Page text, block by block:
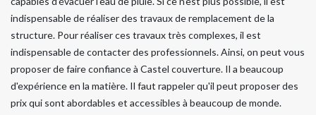
indispensable de réaliser des travaux de remplacement de la
structure. Pour réaliser ces travaux très complexes, il est
indispensable de contacter des professionnels. Ainsi, on peut vous
proposer de faire confiance à Castel couverture. Il a beaucoup
d'expérience en la matière. Il faut rappeler qu'il peut proposer des
prix qui sont abordables et accessibles à beaucoup de monde.